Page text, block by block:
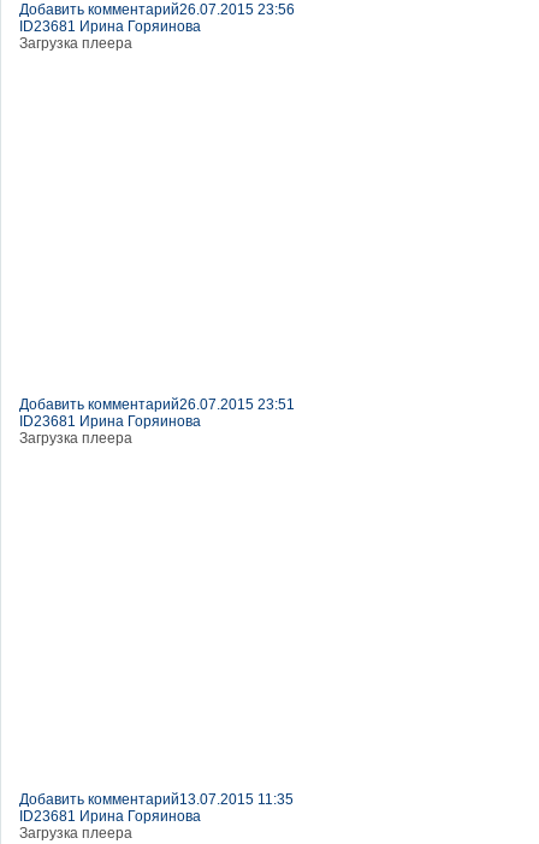
Добавить комментарий26.07.2015 23:56
ID23681 Ирина Горяинова
Загрузка плеера
Добавить комментарий26.07.2015 23:51
ID23681 Ирина Горяинова
Загрузка плеера
Добавить комментарий13.07.2015 11:35
ID23681 Ирина Горяинова
Загрузка плеера